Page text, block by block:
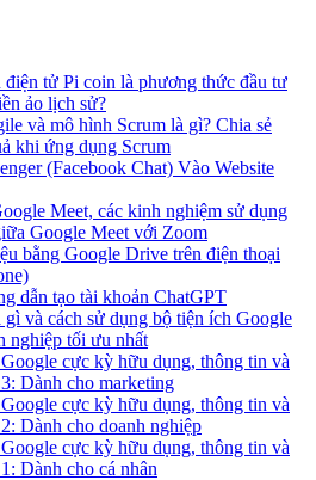
tử Pi coin là phương thức đầu tư
ảo lịch sử?
và mô hình Scrum là gì? Chia sẻ
khi ứng dụng Scrum
(Facebook Chat) Vào Website
Meet, các kinh nghiệm sử dụng
Google Meet với Zoom
bằng Google Drive trên điện thoại
dẫn tạo tài khoản ChatGPT
gì và cách sử dụng bộ tiện ích Google
nghiệp tối ưu nhất
cực kỳ hữu dụng, thông tin và
Dành cho marketing
cực kỳ hữu dụng, thông tin và
Dành cho doanh nghiệp
cực kỳ hữu dụng, thông tin và
Dành cho cá nhân